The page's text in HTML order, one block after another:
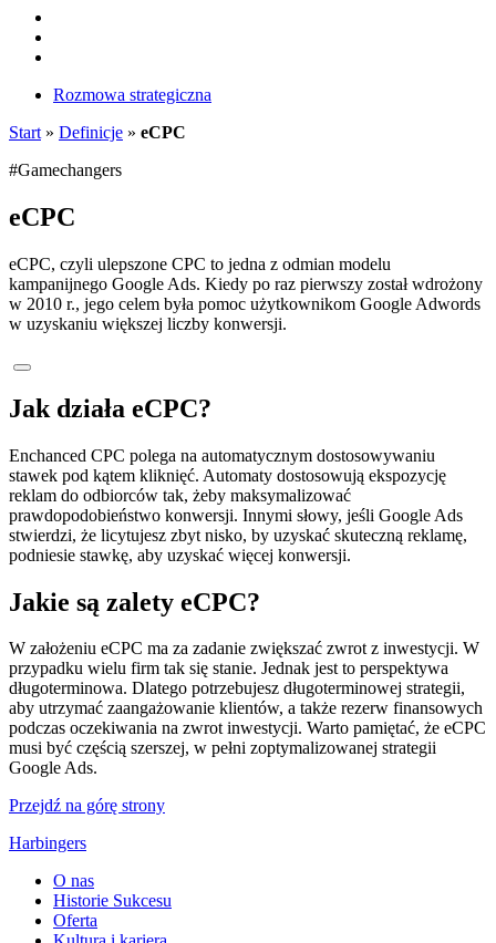
Rozmowa strategiczna
Start » Definicje » eCPC
#Gamechangers
eCPC
eCPC, czyli ulepszone CPC to jedna z odmian modelu
kampanijnego Google Ads. Kiedy po raz pierwszy został wdrożony
w 2010 r., jego celem była pomoc użytkownikom Google Adwords
w uzyskaniu większej liczby konwersji.
Jak działa eCPC?
Enchanced CPC polega na automatycznym dostosowywaniu
stawek pod kątem kliknięć. Automaty dostosowują ekspozycję
reklam do odbiorców tak, żeby maksymalizować
prawdopodobieństwo konwersji. Innymi słowy, jeśli Google Ads
stwierdzi, że licytujesz zbyt nisko, by uzyskać skuteczną reklamę,
podniesie stawkę, aby uzyskać więcej konwersji.
Jakie są zalety eCPC?
W założeniu eCPC ma za zadanie zwiększać zwrot z inwestycji. W
przypadku wielu firm tak się stanie. Jednak jest to perspektywa
długoterminowa. Dlatego potrzebujesz długoterminowej strategii,
aby utrzymać zaangażowanie klientów, a także rezerw finansowych
podczas oczekiwania na zwrot inwestycji. Warto pamiętać, że eCPC
musi być częścią szerszej, w pełni zoptymalizowanej strategii
Google Ads.
Przejdź na górę strony
Harbingers
O nas
Historie Sukcesu
Oferta